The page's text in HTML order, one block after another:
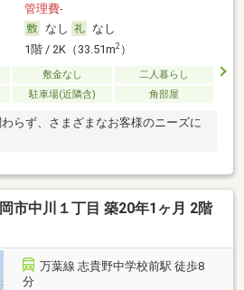
管理費-
なし
なし
1階 / 2K（33.51m2）
敷金なし
二人暮らし
駐車場(近隣含) 角部屋
らず、さまざまなお客様のニーズに
市中川１丁目 築20年1ヶ月 2階
万葉線 志貴野中学校前駅 徒歩8
分